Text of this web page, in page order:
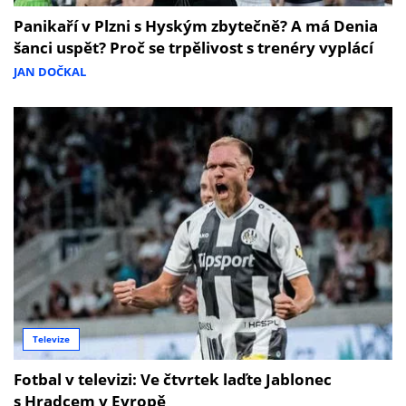
Panikaří v Plzni s Hyským zbytečně? A má Denia
šanci uspět? Proč se trpělivost s trenéry vyplácí
JAN DOČKAL
Televize
Fotbal v televizi: Ve čtvrtek laďte Jablonec
s Hradcem v Evropě